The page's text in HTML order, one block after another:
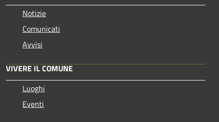
Notizie
Comunicati
Avvisi
VIVERE IL COMUNE
Luoghi
Eventi